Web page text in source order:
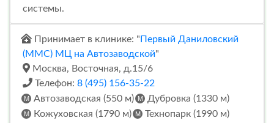
системы.
Принимает в клинике: " Первый Даниловский
(ММС) МЦ на Автозаводской"
Москва, Восточная, д.15/6
Телефон: 8 (495) 156-35-22
Автозаводская (550 м)
Дубровка (1330 м)
Кожуховская (1790 м)
Технопарк (1990 м)